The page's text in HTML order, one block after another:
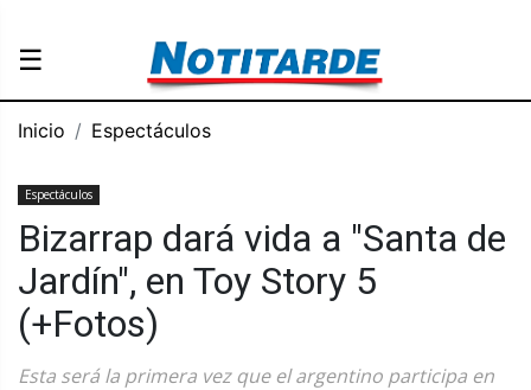
☰
Inicio Espectáculos
Espectáculos
Bizarrap dará vida a "Santa de
Jardín", en Toy Story 5
(+Fotos)
Esta será la primera vez que el argentino participa en